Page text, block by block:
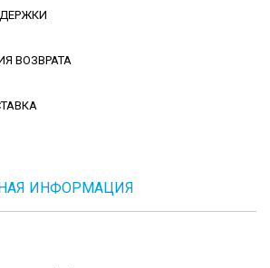
ВОЗВРАТА
ИНФОРМАЦИЯ